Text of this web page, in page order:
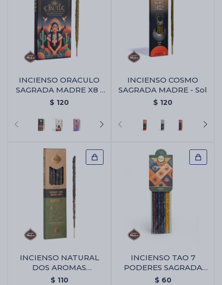
INCIENSO ORACULO
SAGRADA MADRE X8 -
Animales Sagrados
$ 120
INCIENSO COSMO
SAGRADA MADRE - Sol
$ 120
INCIENSO NATURAL
DOS AROMAS
SAGRADA MADRE X8 -
$ 110
INCIENSO TAO 7
PODERES SAGRADA
MADRE - Varitas 7
$ 60